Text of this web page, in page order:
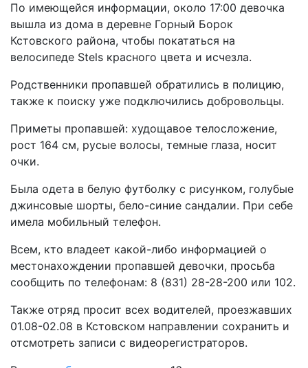
По имеющейся информации, около 17:00 девочка
вышла из дома в деревне Горный Борок
Кстовского района, чтобы покататься на
велосипеде Stels красного цвета и исчезла.
Родственники пропавшей обратились в полицию,
также к поиску уже подключились добровольцы.
Приметы пропавшей: худощавое телосложение,
рост 164 см, русые волосы, темные глаза, носит
очки.
Была одета в белую футболку с рисунком, голубые
джинсовые шорты, бело-синие сандалии. При себе
имела мобильный телефон.
Всем, кто владеет какой-либо информацией о
местонахождении пропавшей девочки, просьба
сообщить по телефонам: 8 (831) 28-28-200 или 102.
Также отряд просит всех водителей, проезжавших
01.08-02.08 в Кстовском направлении сохранить и
отсмотреть записи с видеорегистраторов.